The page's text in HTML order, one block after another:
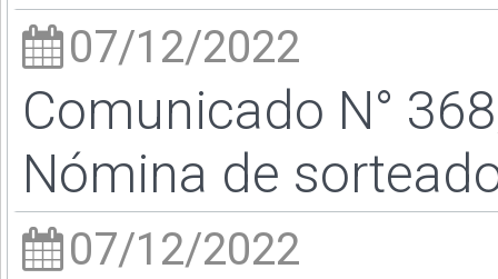
07/12/2022
Comunicado N°
Nómina de
07/12/2022